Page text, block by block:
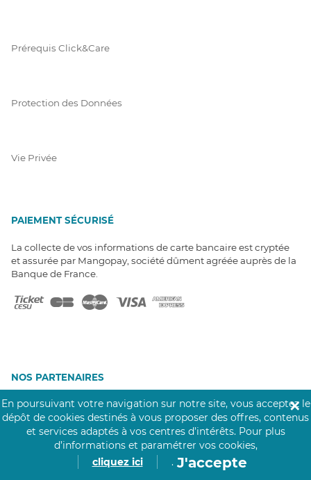
Prérequis Click&Care
Protection des Données
Vie Privée
PAIEMENT SÉCURISÉ
La collecte de vos informations de carte bancaire est cryptée
et assurée par Mangopay, société dûment agréée auprès de la
Banque de France.
NOS PARTENAIRES
Caisse des Dépôts et MAIF.
En poursuivant votre navigation sur notre site, vous acceptez le
dépôt de cookies destinés à vous proposer des offres, contenus
et services adaptés à vos centres d’intérêts. Pour plus
d’informations et paramétrer vos cookies,
cliquez ici
. J'accepte
✕